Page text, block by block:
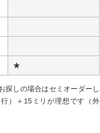
★
探しの場合はセミオーダーし
）＋15ミリが理想です（外